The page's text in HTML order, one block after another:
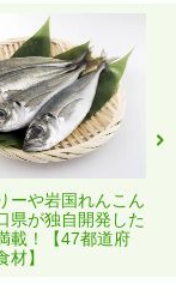
ーや岩国れんこん
県が独自開発した
載！【47都道府
材】